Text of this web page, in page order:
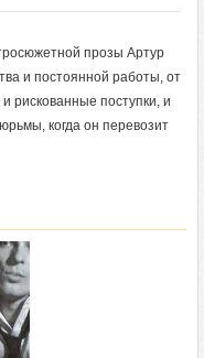
прозы Артур
и постоянной работы, от
рискованные поступки, и
когда он перевозит